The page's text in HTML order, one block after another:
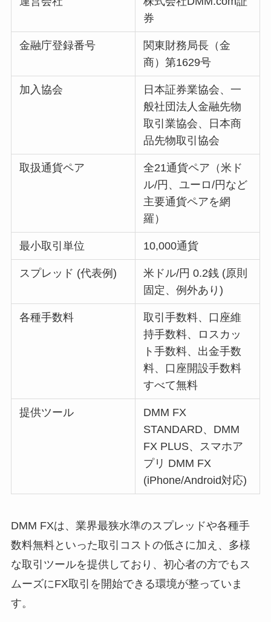
券
金融庁登録番号
関東財務局長（金
商）第1629号
加入協会
日本証券業協会、一
般社団法人金融先物
取引業協会、日本商
品先物取引協会
取扱通貨ペア
全21通貨ペア（米ド
ル/円、ユーロ/円など
主要通貨ペアを網
羅）
最小取引単位 10,000通貨
スプレッド (代表例)
米ドル/円 0.2銭 (原則
固定、例外あり)
各種手数料
取引手数料、口座維
持手数料、ロスカッ
ト手数料、出金手数
料、口座開設手数料
すべて無料
提供ツール
DMM FX
STANDARD、DMM
FX PLUS、スマホア
プリ DMM FX
(iPhone/Android対応)
DMM FXは、業界最狭水準のスプレッドや各種手
数料無料といった取引コストの低さに加え、多様
な取引ツールを提供しており、初心者の方でもス
ムーズにFX取引を開始できる環境が整っていま
す。